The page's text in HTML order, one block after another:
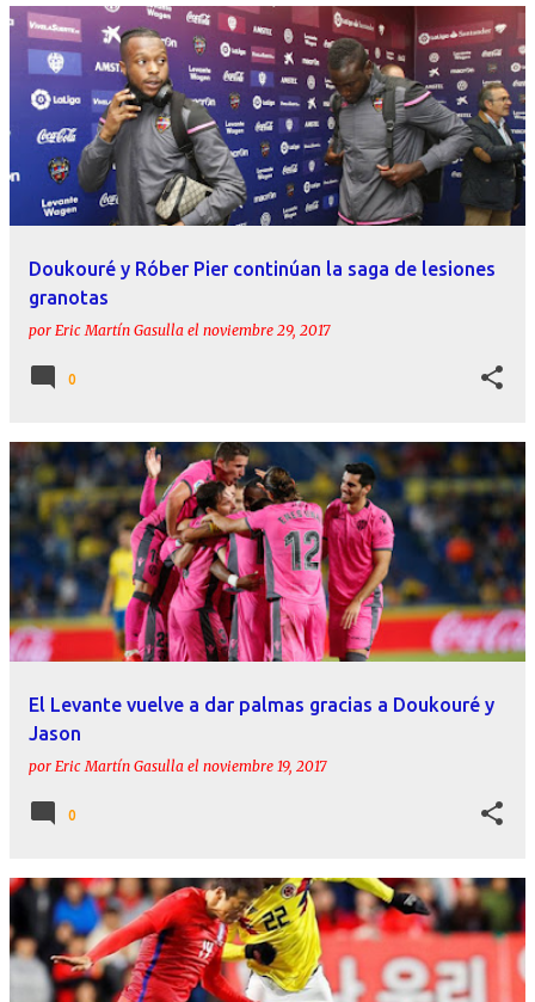
Doukouré y Róber Pier continúan la saga de lesiones
granotas
por Eric Martín Gasulla el noviembre 29, 2017
0
El Levante vuelve a dar palmas gracias a Doukouré y
Jason
por Eric Martín Gasulla el noviembre 19, 2017
0